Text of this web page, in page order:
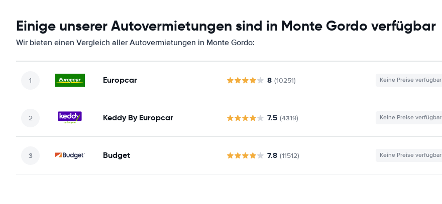
Einige unserer Autovermietungen sind in Monte Gordo verfügbar
Wir bieten einen Vergleich aller Autovermietungen in Monte Gordo:
Europcar 8 (10251) Keine Preise verfügbar
Keddy By Europcar 7.5 (4319) Keine Preise verfügbar
Budget 7.8 (11512) Keine Preise verfügbar